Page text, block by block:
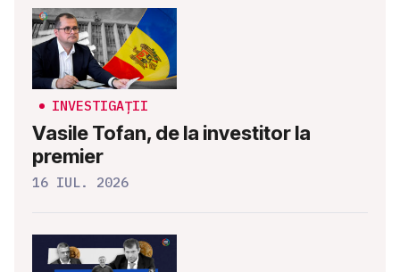
INVESTIGAȚII
Vasile Tofan, de la investitor la
premier
16 IUL. 2026